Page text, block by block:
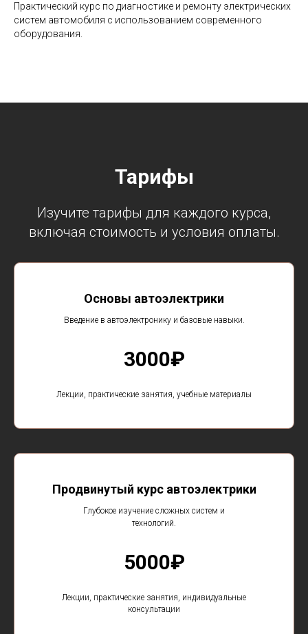
Практический курс по диагностике и ремонту электрических
систем автомобиля с использованием современного
оборудования.
Тарифы
Изучите тарифы для каждого курса,
включая стоимость и условия оплаты.
Основы автоэлектрики
Введение в автоэлектронику и базовые навыки.
3000₽
Лекции, практические занятия, учебные материалы
Продвинутый курс автоэлектрики
Глубокое изучение сложных систем и
технологий.
5000₽
Лекции, практические занятия, индивидуальные
консультации